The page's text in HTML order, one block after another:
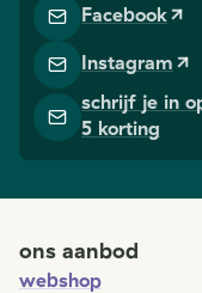
Facebook
Instagram
schrijf je in
5 korting
ons aanbod
webshop